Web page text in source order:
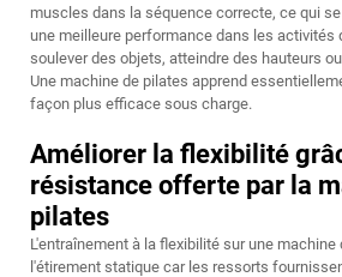
muscles dans la séquence correcte, ce qui
une meilleure performance dans les activités
soulever des objets, atteindre des hauteurs
Une machine de pilates apprend
façon plus efficace sous charge.
Améliorer la flexibilité
résistance offerte par la
pilates
L'entraînement à la flexibilité sur une
l'étirement statique car les ressorts